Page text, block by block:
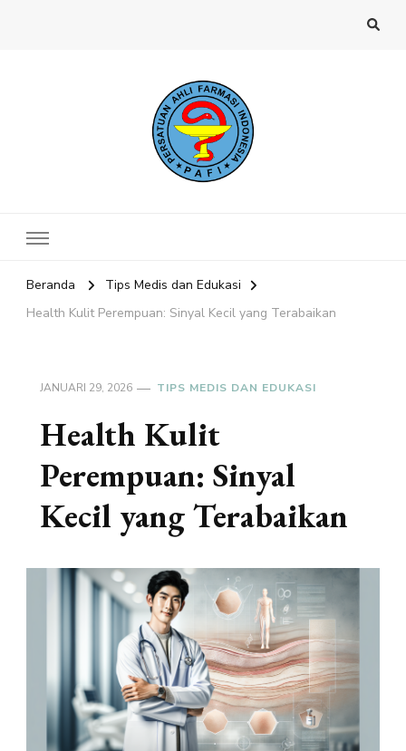
Beranda
Tips Medis dan Edukasi
Health Kulit Perempuan: Sinyal Kecil yang Terabaikan
JANUARI 29, 2026 TIPS MEDIS DAN EDUKASI
Health Kulit
Perempuan: Sinyal
Kecil yang Terabaikan